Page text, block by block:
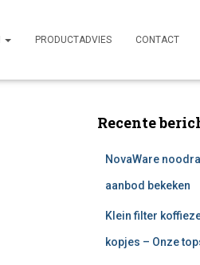
PRODUCTADVIES CONTACT
Recente
NovaWare
aanbod bekeken
Klein filter
kopjes – Onze